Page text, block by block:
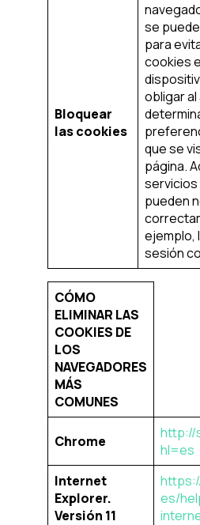
Bloquear
las cookies
se
para
cookies
obligar
que se
página.
pueden
ejemplo,
sesión
CÓMO
ELIMINAR LAS
COOKIES DE
LOS
NAVEGADORES
MÁS
COMUNES
Chrome
http://
hl=es
Internet
Explorer.
Versión 11
es/